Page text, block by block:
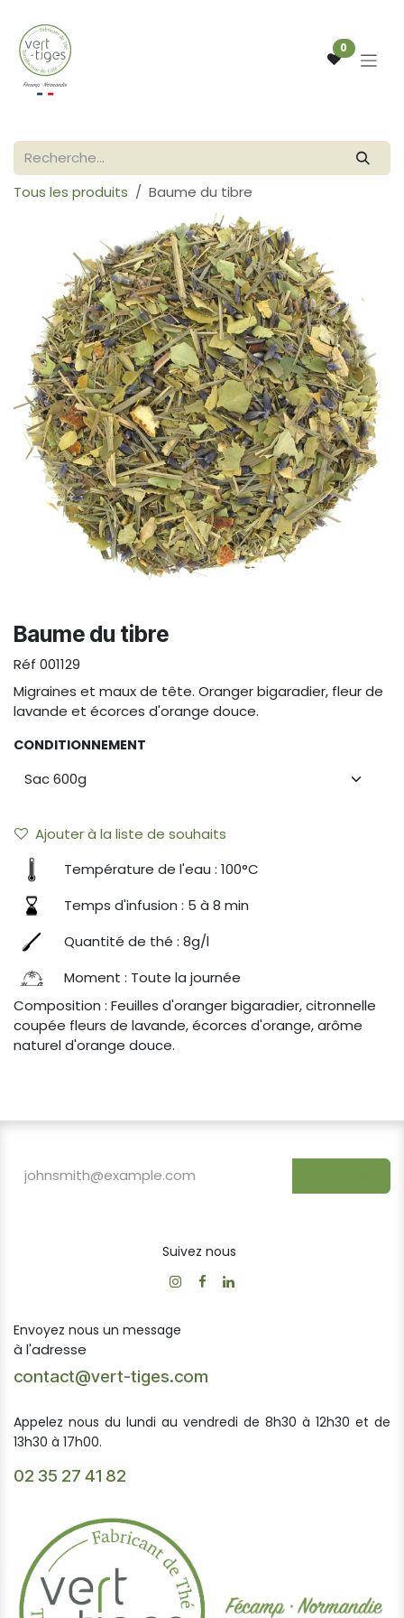
0
Tous les produits Baume du tibre
Baume du tibre
Réf 001129
Migraines et maux de tête. Oranger bigaradier, fleur de
lavande et écorces d'orange douce.
CONDITIONNEMENT
Ajouter à la liste de souhaits
Température de l'eau : 100°C
Temps d'infusion : 5 à 8 min
Quantité de thé : 8g/l
Moment : Toute la journée
Composition : Feuilles d'oranger bigaradier, citronnelle
coupée fleurs de lavande, écorces d'orange, arôme
naturel d'orange douce.
Suivez nous
Envoyez nous un message
à l'adresse
contact@vert-tiges.com
Appelez nous du lundi au vendredi de 8h30 à 12h30 et de
13h30 à 17h00.
02 35 27 41 82